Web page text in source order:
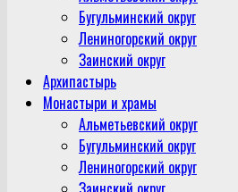
Бугульминский округ
Лениногорский округ
Заинский округ
Архипастырь
Монастыри и храмы
Альметьевский округ
Бугульминский округ
Лениногорский округ